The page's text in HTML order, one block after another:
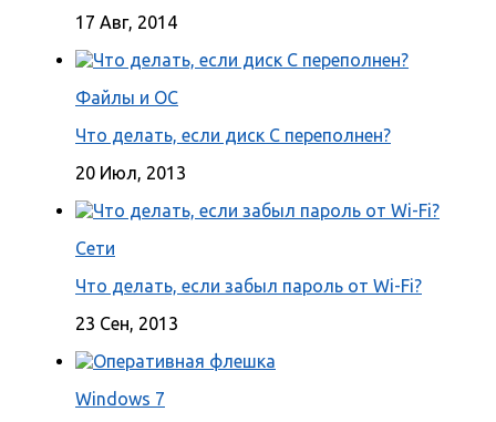
17 Авг, 2014
Файлы и ОС
Что делать, если диск С переполнен?
20 Июл, 2013
Сети
Что делать, если забыл пароль от Wi-Fi?
23 Сен, 2013
Windows 7